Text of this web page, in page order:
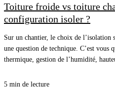
Toiture froide vs toiture
configuration isoler ?
Sur un chantier, le choix de l’isolation
une question de technique. C’est vous
thermique, gestion de l’humidité,
d’été comme d’hiver, et vous évitez
5 min de lecture